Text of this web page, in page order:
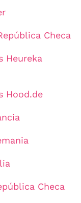
Checa
Heureka
Hood.de
Checa